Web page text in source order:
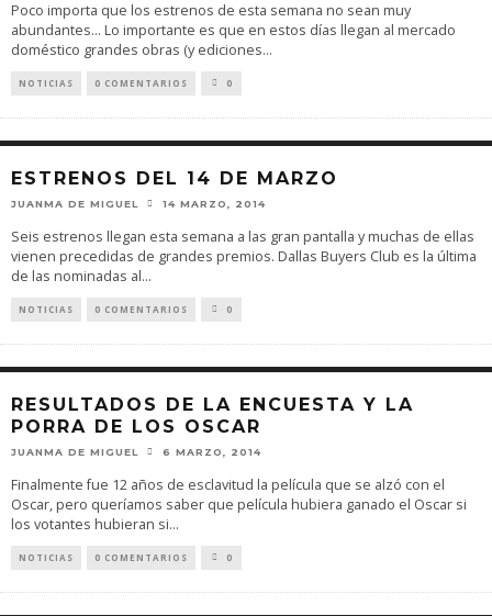
Poco importa que los estrenos de esta semana no sean muy
abundantes... Lo importante es que en estos días llegan al mercado
doméstico grandes obras (y ediciones...
NOTICIAS 0 COMENTARIOS 0
ESTRENOS DEL 14 DE MARZO
JUANMA DE MIGUEL 14 MARZO, 2014
Seis estrenos llegan esta semana a las gran pantalla y muchas de ellas
vienen precedidas de grandes premios. Dallas Buyers Club es la última
de las nominadas al...
NOTICIAS 0 COMENTARIOS 0
RESULTADOS DE LA ENCUESTA Y LA
PORRA DE LOS OSCAR
JUANMA DE MIGUEL 6 MARZO, 2014
Finalmente fue 12 años de esclavitud la película que se alzó con el
Oscar, pero queríamos saber que película hubiera ganado el Oscar si
los votantes hubieran si...
NOTICIAS 0 COMENTARIOS 0